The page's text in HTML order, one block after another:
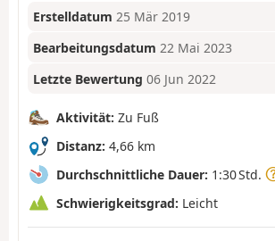
Erstelldatum 25 Mär 2019
Bearbeitungsdatum 22 Mai 2023
Letzte Bewertung 06 Jun 2022
Aktivität: Zu Fuß
Distanz: 4,66 km
Durchschnittliche Dauer: 1:30 Std.
Schwierigkeitsgrad: Leicht